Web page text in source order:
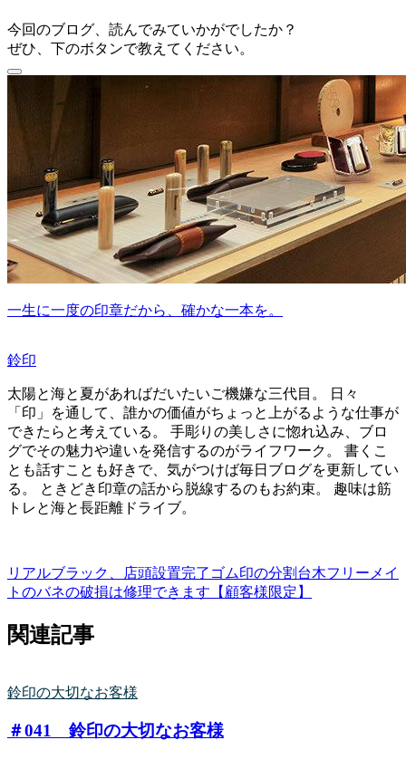
今回のブログ、読んでみていかがでしたか？
ぜひ、下のボタンで教えてください。
一生に一度の印章だから、確かな一本を。
鈴印
太陽と海と夏があればだいたいご機嫌な三代目。 日々
「印」を通して、誰かの価値がちょっと上がるような仕事が
できたらと考えている。 手彫りの美しさに惚れ込み、ブロ
グでその魅力や違いを発信するのがライフワーク。 書くこ
とも話すことも好きで、気がつけば毎日ブログを更新してい
る。 ときどき印章の話から脱線するのもお約束。 趣味は筋
トレと海と長距離ドライブ。
リアルブラック、店頭設置完了 ゴム印の分割台木フリーメイ
トのバネの破損は修理できます【顧客様限定】
関連記事
鈴印の大切なお客様
＃041 鈴印の大切なお客様